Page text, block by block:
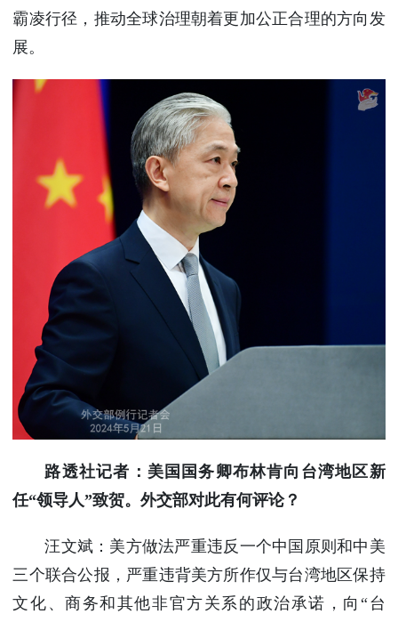
霸凌行径，推动全球治理朝着更加公正合理的方向发
展。
路透社记者：美国国务卿布林肯向台湾地区新
任“领导人”致贺。外交部对此有何评论？
汪文斌：美方做法严重违反一个中国原则和中美
三个联合公报，严重违背美方所作仅与台湾地区保持
文化、商务和其他非官方关系的政治承诺，向“台